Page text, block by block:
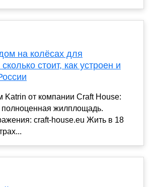
на колёсах для
стоит, как устроен и
от компании Craft House:
полноценная жилплощадь.
craft-house.eu Жить в 18